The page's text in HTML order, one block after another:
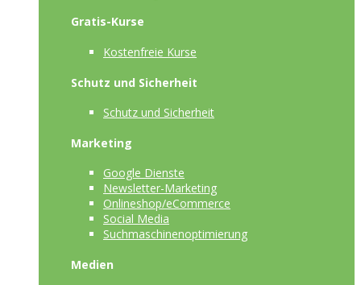
Gratis-Kurse
Kostenfreie Kurse
Schutz und Sicherheit
Schutz und Sicherheit
Marketing
Google Dienste
Newsletter-Marketing
Onlineshop/eCommerce
Social Media
Suchmaschinenoptimierung
Medien